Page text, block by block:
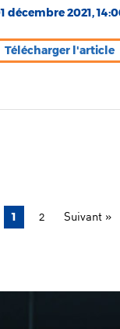
décembre 2021,
Télécharger l'article
1 2 Suivant »